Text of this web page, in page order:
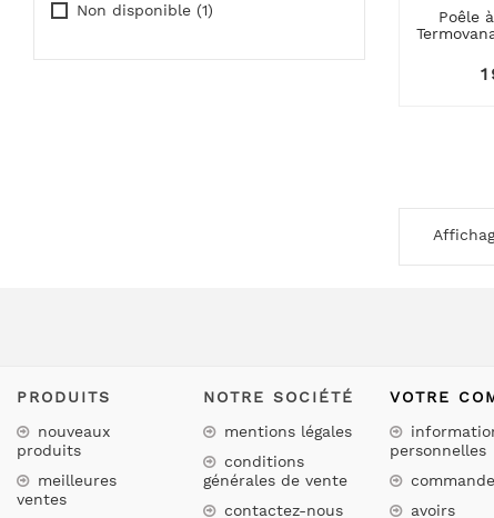
Non disponible (1)
Poêle
PRODUITS
nouveaux
produits
meilleures
ventes
NOTRE SOCIÉTÉ
mentions légales
conditions
générales de vente
contactez-nous
VOTRE
personnelles
avoirs